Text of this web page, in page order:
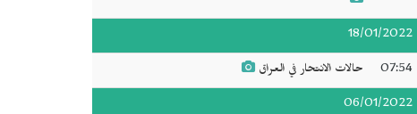
18/01/2022
07:54 حالات الانتحار في العراق
06/01/2022